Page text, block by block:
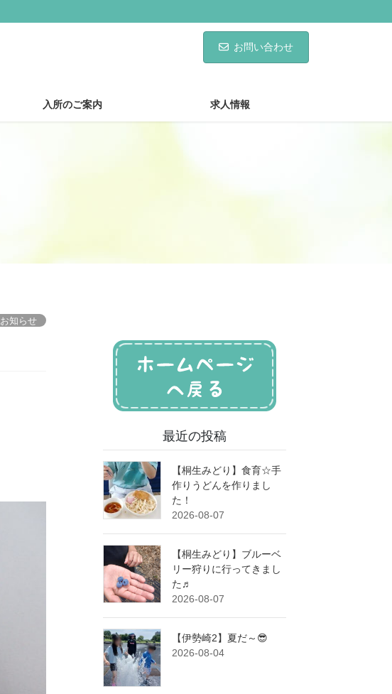
お問い合わせ
入所のご案内 求人情報
お知らせ
最近の投稿
【桐生みどり】食育☆手
作りうどんを作りまし
た！
2026-08-07
【桐生みどり】ブルーベ
リー狩りに行ってきまし
た♬
2026-08-07
【伊勢崎2】夏だ～😎
2026-08-04